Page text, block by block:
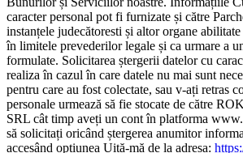
caracter personal pot fi furnizate și către
instanțele judecătoresti și altor organe
în limitele prevederilor legale și ca urmare a
formulate. Solicitarea ștergerii datelor cu
realiza în cazul în care datele nu mai sunt
pentru care au fost colectate, sau v-ați retras
personale urmează să fie stocate de către
SRL cât timp aveți un cont în platforma
să solicitați oricând ștergerea anumitor
accesând opțiunea Uită-mă de la adresa: